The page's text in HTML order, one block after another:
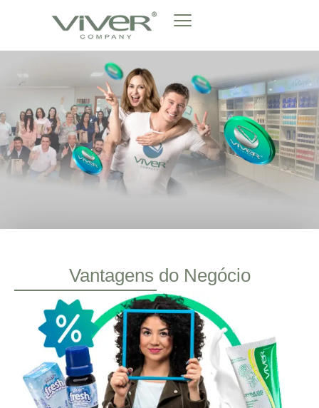
Vantagens do Negócio